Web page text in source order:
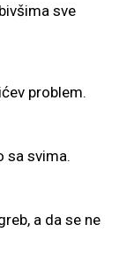
sve
problem.
sa svima.
a da se ne